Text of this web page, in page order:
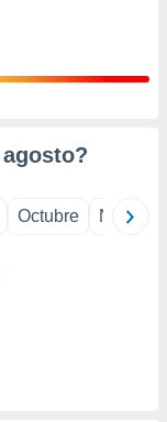
agosto?
Octubre